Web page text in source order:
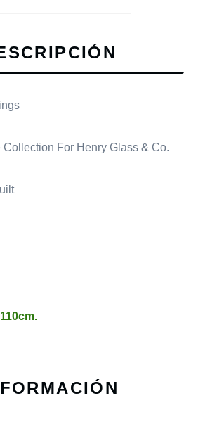
For Henry Glass & Co.